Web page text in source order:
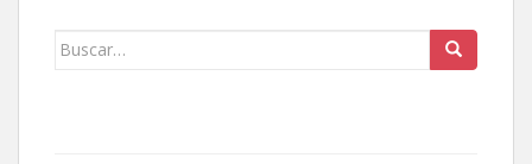
Buscar: